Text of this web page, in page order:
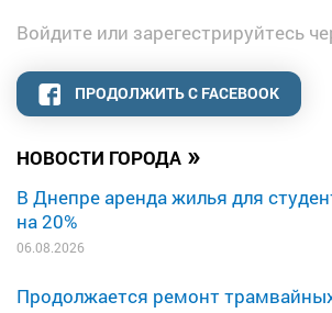
НОВОСТИ ГОРОДА »
В Днепре аренда жилья для
на 20%
06.08.2026
Продолжается ремонт
Войдите или зарегестрируйтесь
ПРОДОЛЖИТЬ С FACEBOOK